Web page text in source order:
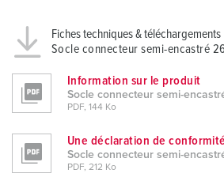
Fiches techniques & téléchargements
Socle connecteur semi-encastré
Information sur le produit
Socle connecteur semi-
PDF, 144 Ko
Une déclaration de conformité
Socle connecteur semi-
PDF, 212 Ko